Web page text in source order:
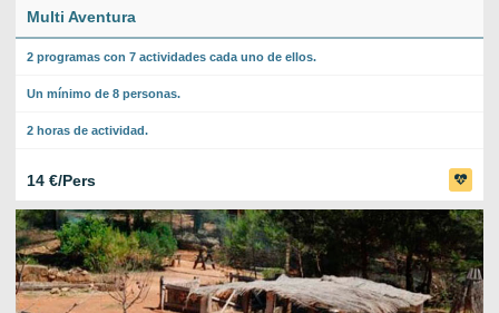
Multi Aventura
2 programas con 7 actividades cada uno de ellos.
Un mínimo de 8 personas.
2 horas de actividad.
14 €/Pers